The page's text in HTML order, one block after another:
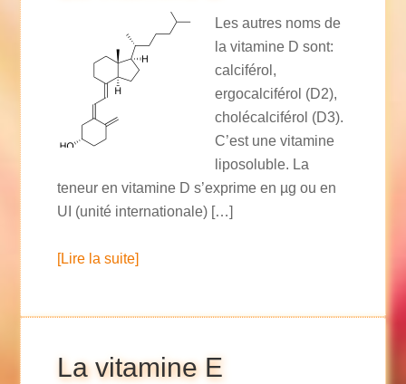
Les autres noms de
la vitamine D sont:
calciférol,
ergocalciférol (D2),
cholécalciférol (D3).
C’est une vitamine
liposoluble. La
teneur en vitamine D s’exprime en µg ou en
UI (unité internationale) […]
[Lire la suite]
La vitamine E